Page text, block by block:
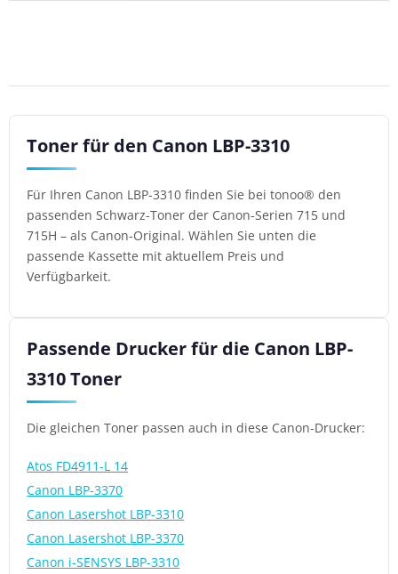
Toner für den Canon LBP-3310
Für Ihren Canon LBP-3310 finden Sie bei tonoo® den
passenden Schwarz-Toner der Canon-Serien 715 und
715H – als Canon-Original. Wählen Sie unten die
passende Kassette mit aktuellem Preis und
Verfügbarkeit.
Passende Drucker für die Canon LBP-
3310 Toner
Die gleichen Toner passen auch in diese Canon-Drucker:
Atos FD4911-L 14
Canon LBP-3370
Canon Lasershot LBP-3310
Canon Lasershot LBP-3370
Canon i-SENSYS LBP-3310